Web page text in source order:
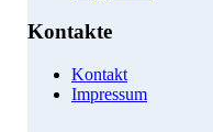
Kontakte
Kontakt
Impressum